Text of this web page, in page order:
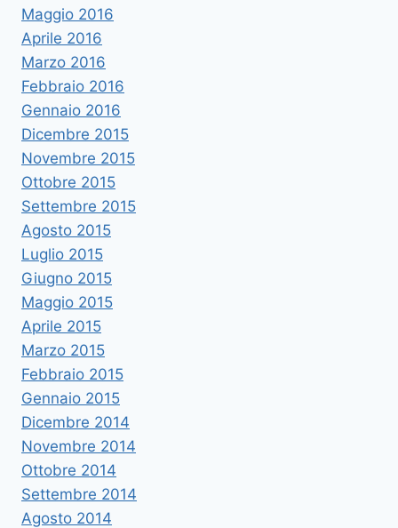
Maggio 2016
Aprile 2016
Marzo 2016
Febbraio 2016
Gennaio 2016
Dicembre 2015
Novembre 2015
Ottobre 2015
Settembre 2015
Agosto 2015
Luglio 2015
Giugno 2015
Maggio 2015
Aprile 2015
Marzo 2015
Febbraio 2015
Gennaio 2015
Dicembre 2014
Novembre 2014
Ottobre 2014
Settembre 2014
Agosto 2014